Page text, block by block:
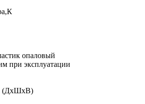
опаловый
при эксплуатации
(ДхШхВ)